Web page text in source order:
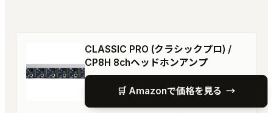
CLASSIC PRO (クラシックプロ) /
CP8H 8chヘッドホンアンプ
🛒 Amazonで価格を見る →